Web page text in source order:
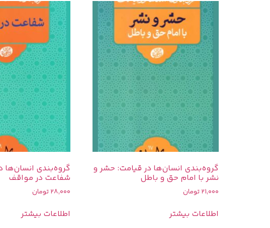
گروه‌بندی انسان‌ها در قیامت: حشر و
نشر با امام حق و باطل
21,000تومان
اطلاعات بیشتر
گروه‌بندی انسان‌ها
شفاعت در مواقف
28,000تومان
اطلاعات بیشتر